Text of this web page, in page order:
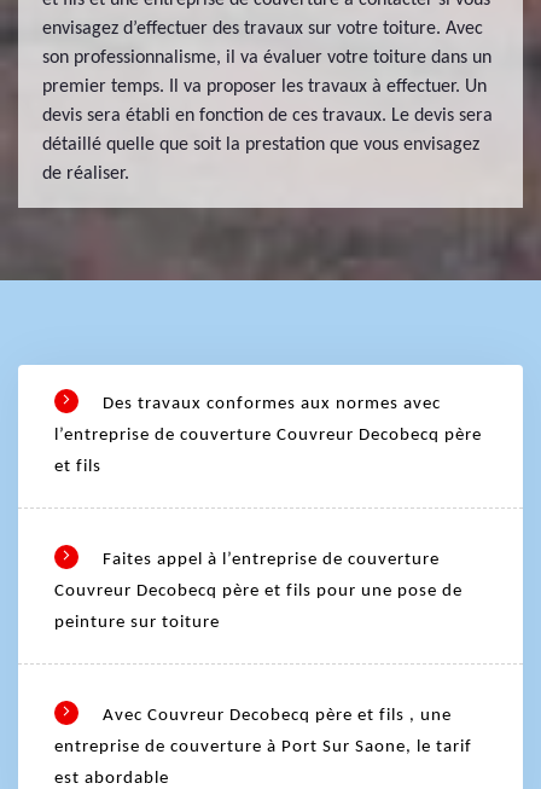
envisagez d’effectuer des travaux sur votre toiture. Avec
son professionnalisme, il va évaluer votre toiture dans un
premier temps. Il va proposer les travaux à effectuer. Un
devis sera établi en fonction de ces travaux. Le devis sera
détaillé quelle que soit la prestation que vous envisagez
de réaliser.
Des travaux conformes aux normes avec
l’entreprise de couverture Couvreur Decobecq père
et fils
Faites appel à l’entreprise de couverture
Couvreur Decobecq père et fils pour une pose de
peinture sur toiture
Avec Couvreur Decobecq père et fils , une
entreprise de couverture à Port Sur Saone, le tarif
est abordable